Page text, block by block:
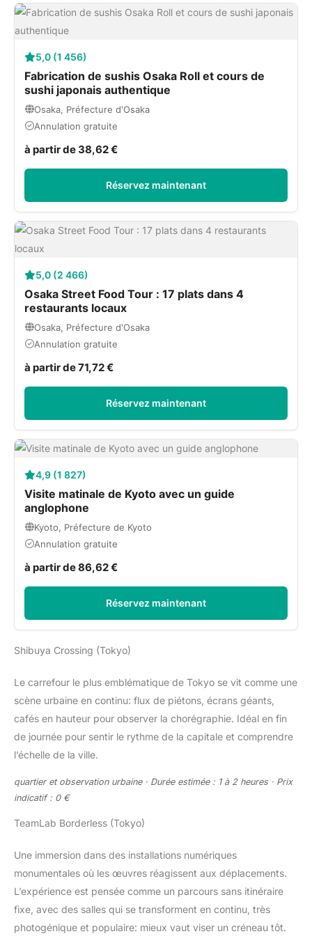
5,0 (1 456)
Fabrication de sushis Osaka Roll et cours de
sushi japonais authentique
Osaka, Préfecture d'Osaka
Annulation gratuite
à partir de 38,62 €
Réservez maintenant
5,0 (2 466)
Osaka Street Food Tour : 17 plats dans 4
restaurants locaux
Osaka, Préfecture d'Osaka
Annulation gratuite
à partir de 71,72 €
Réservez maintenant
4,9 (1 827)
Visite matinale de Kyoto avec un guide
anglophone
Kyoto, Préfecture de Kyoto
Annulation gratuite
à partir de 86,62 €
Réservez maintenant
Shibuya Crossing (Tokyo)
Le carrefour le plus emblématique de Tokyo se vit comme une
scène urbaine en continu: flux de piétons, écrans géants,
cafés en hauteur pour observer la chorégraphie. Idéal en fin
de journée pour sentir le rythme de la capitale et comprendre
l’échelle de la ville.
quartier et observation urbaine · Durée estimée : 1 à 2 heures · Prix
indicatif : 0 €
TeamLab Borderless (Tokyo)
Une immersion dans des installations numériques
monumentales où les œuvres réagissent aux déplacements.
L’expérience est pensée comme un parcours sans itinéraire
fixe, avec des salles qui se transforment en continu, très
photogénique et populaire: mieux vaut viser un créneau tôt.